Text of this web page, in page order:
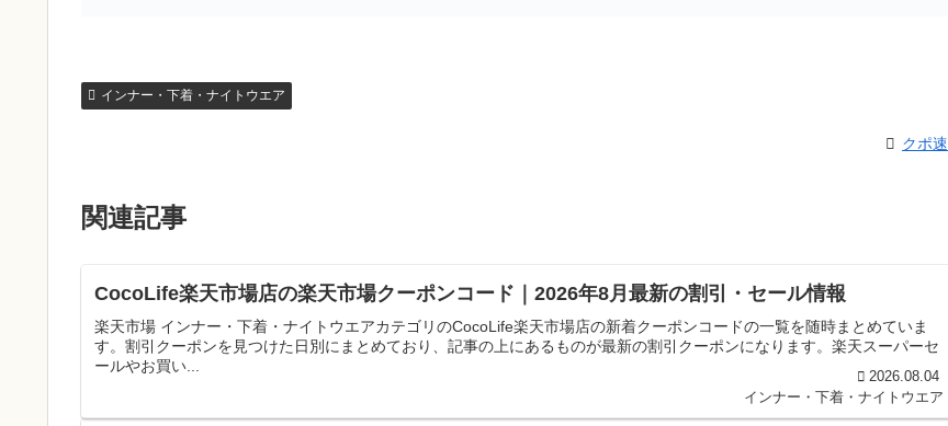
インナー・下着・ナイトウエア
クポ速
関連記事
CocoLife楽天市場店の楽天市場クーポンコード｜2026年8月最新の割引・セール情報
楽天市場 インナー・下着・ナイトウエアカテゴリのCocoLife楽天市場店の新着クーポンコードの一覧を随時まとめていま
す。割引クーポンを見つけた日別にまとめており、記事の上にあるものが最新の割引クーポンになります。楽天スーパーセ
ールやお買い...
2026.08.04
インナー・下着・ナイトウエア